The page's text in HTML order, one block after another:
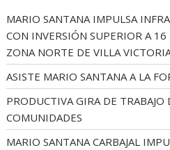
MARIO SANTANA IMPULSA
CON INVERSIÓN SUPERIOR A
ZONA NORTE DE VILLA
ASISTE MARIO SANTANA A LA
PRODUCTIVA GIRA DE TRABAJO
COMUNIDADES
MARIO SANTANA CARBAJAL